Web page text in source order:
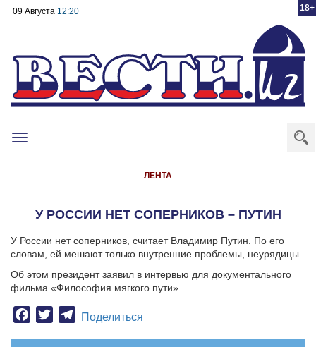
18+
09 Августа 12:20
Toggle
ЛЕНТА
У РОССИИ НЕТ СОПЕРНИКОВ – ПУТИН
У России нет соперников, считает Владимир Путин. По его
словам, ей мешают только внутренние проблемы, неурядицы.
Об этом президент заявил в интервью для документального
фильма «Философия мягкого пути».
Facebook
TwitterTelegram
Поделиться